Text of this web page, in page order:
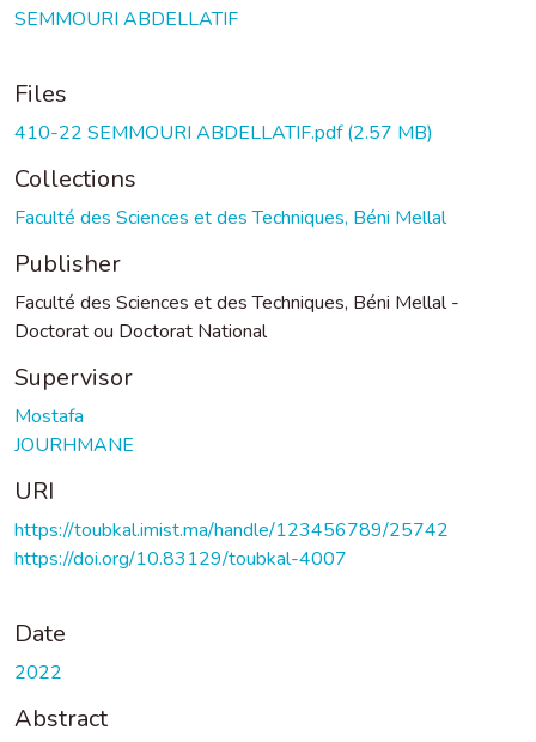
SEMMOURI ABDELLATIF
Files
410-22 SEMMOURI ABDELLATIF.pdf(2.57 MB)
Collections
Faculté des Sciences et des Techniques, Béni Mellal
Publisher
Faculté des Sciences et des Techniques, Béni Mellal -
Doctorat ou Doctorat National
Supervisor
Mostafa
JOURHMANE
URI
https://toubkal.imist.ma/handle/123456789/25742
https://doi.org/10.83129/toubkal-4007
Date
2022
Abstract